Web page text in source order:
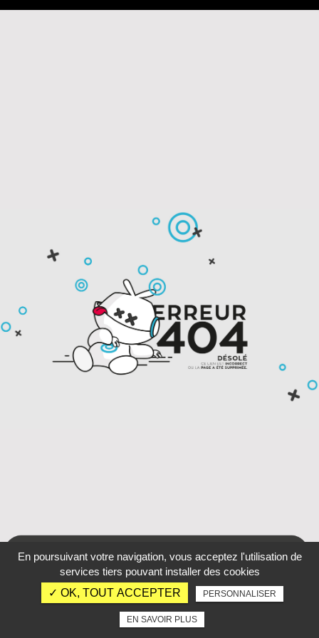
En poursuivant votre navigation, vous acceptez l'utilisation de
services tiers pouvant installer des cookies
✓ OK, TOUT ACCEPTER
PERSONNALISER
EN SAVOIR PLUS